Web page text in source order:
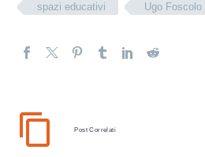
spazi educativi Ugo Foscolo
Post Correlati